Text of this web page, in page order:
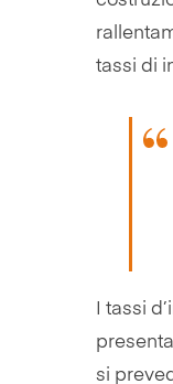
tassi di
I tassi
si